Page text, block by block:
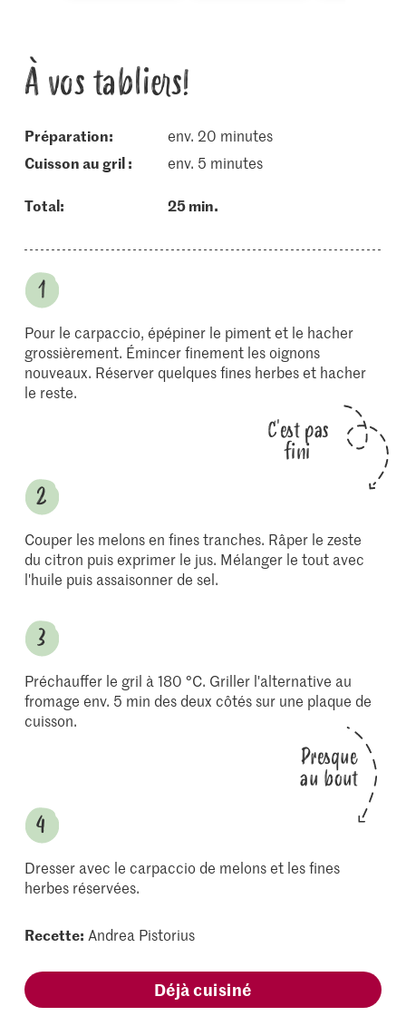
À vos tabliers!
Préparation:
env. 20 minutes
cuisson au gril :
env. 5 minutes
Total: 25 min.
Pour le carpaccio, épépiner le piment et le hacher
grossièrement. Émincer finement les oignons
nouveaux. Réserver quelques fines herbes et hacher
le reste.
C'est pas
fini
Couper les melons en fines tranches. Râper le zeste
du citron puis exprimer le jus. Mélanger le tout avec
l'huile puis assaisonner de sel.
Préchauffer le gril à 180 °C. Griller l'alternative au
fromage env. 5 min des deux côtés sur une plaque de
cuisson.
Presque
au bout
Dresser avec le carpaccio de melons et les fines
herbes réservées.
Recette: Andrea Pistorius
Déjà cuisiné